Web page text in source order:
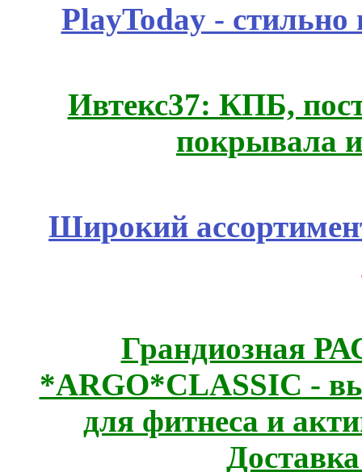
PlayToday -
Ивтекс37: КПБ,
покрывала
Широкий
Грандиозная
*ARGO*CLASSIC -
для фитнеса и